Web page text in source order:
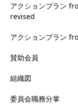
アクションプラン
revised
アクションプラン
賛助会員
組織図
委員会職務分掌